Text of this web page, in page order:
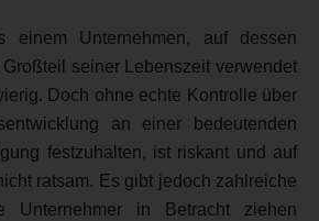
einem Unternehmen, auf dessen
seiner Lebenszeit verwendet
Doch ohne echte Kontrolle über
an einer bedeutenden
festzuhalten, ist riskant und auf
ratsam. Es gibt jedoch zahlreiche
Unternehmer in Betracht ziehen